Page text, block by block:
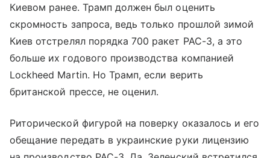
Киевом ранее. Трамп должен был оценить
скромность запроса, ведь только прошлой зимой
Киев отстрелял порядка 700 ракет PAC-3, а это
больше их годового производства компанией
Lockheed Martin. Но Трамп, если верить
британской прессе, не оценил.
Риторической фигурой на поверку оказалось и его
обещание передать в украинские руки лицензию